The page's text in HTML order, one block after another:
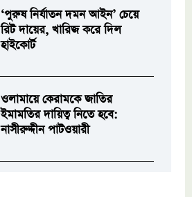
‘পুরুষ নির্যাতন দমন আইন’ চেয়ে
রিট দায়ের, খারিজ করে দিল
হাইকোর্ট
ওলামায়ে কেরামকে জাতির
ইমামতির দায়িত্ব নিতে হবে:
নাসীরুদ্দীন পাটওয়ারী